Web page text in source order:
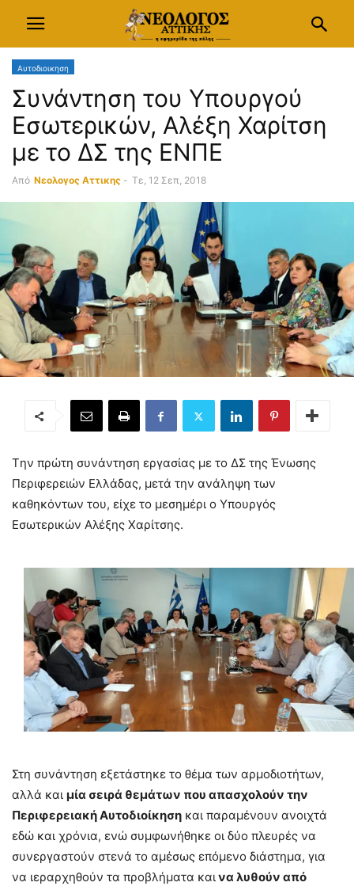
Αυτοδιοικηση
Συνάντηση του Υπουργού
Εσωτερικών, Αλέξη Χαρίτση
με το ΔΣ της ΕΝΠΕ
Από Νεολογος Αττικης - Τε, 12 Σεπ, 2018
Tην πρώτη συνάντηση εργασίας με το ΔΣ της Ένωσης
Περιφερειών Ελλάδας, μετά την ανάληψη των
καθηκόντων του, είχε το μεσημέρι ο Υπουργός
Εσωτερικών Αλέξης Χαρίτσης.
Στη συνάντηση εξετάστηκε το θέμα των αρμοδιοτήτων,
αλλά και μία σειρά θεμάτων που απασχολούν την
Περιφερειακή Αυτοδιοίκηση και παραμένουν ανοιχτά
εδώ και χρόνια, ενώ συμφωνήθηκε οι δύο πλευρές να
συνεργαστούν στενά το αμέσως επόμενο διάστημα, για
να ιεραρχηθούν τα προβλήματα καινα λυθούν από